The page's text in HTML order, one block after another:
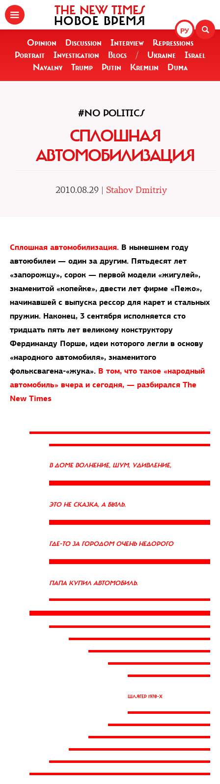
РУ
THE NEW TIMES
НОВОЕ ВРЕМЯ
Opinion Discussion Interview
Repressions
Portrait
Investigation Blogs / Ukraine
Israel
Navalny
Trump Putin Kremlin Duma
#NO POLITICS
СПЛОШНАЯ
АВТОМОБИЛИЗАЦИЯ
2010.08.29 | Stahov Dmitriy
Сплошная автомобилизация. В нынешнем году
автоюбилеи — один за другим. Пятьдесят лет
«запорожцу», сорок — первой модели «жигулей»,
знаменитой «копейке», двести лет фирме «Пежо»,
начинавшей с выпуска рессор для карет и стальных
пружин. Наконец, 3 сентября исполняется сто
тридцать пять лет великому конструктору
Фердинанду Порше, идеи которого легли в основу
«народного автомобиля», знаменитого
фольксвагена-«жука». В том, что такое «народный
автомобиль» вчера и сегодня, — разбирался The
New Times
В ДОМЕ ВОЛНЕНИЕ, ШУМ, УДИВЛЕНИЕ,
ЭТО НЕ СКАЗКА, А БЫЛЬ.
ГДЕ-ТО ЗА ГОРОДОМ ОЧЕНЬ НЕДОРОГО
ПАПА КУПИЛ АВТОМОБИЛЬ.
ШЛЯГЕР 1970-Х